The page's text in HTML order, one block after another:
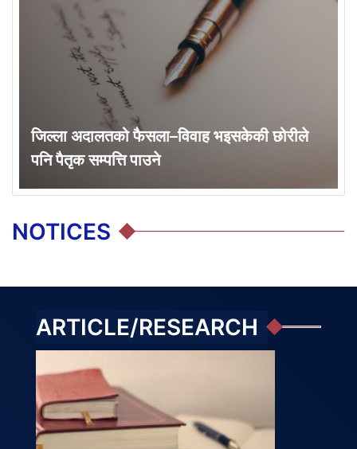
जिल्ला अदालतको फैसला–विवाह भइसकेकी छोरीले
पनि पैतृक सम्पत्ति पाउने
NOTICES
ARTICLE/RESEARCH